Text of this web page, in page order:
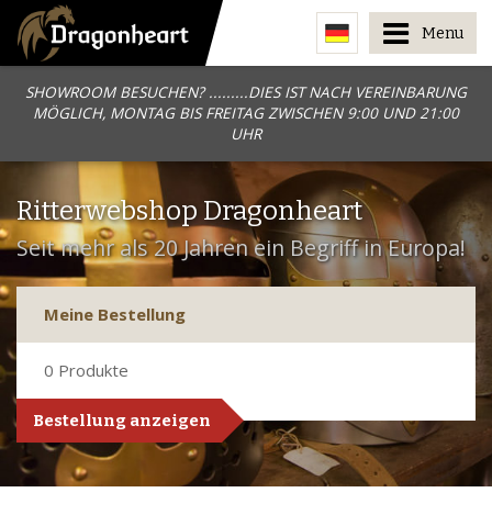
SHOWROOM BESUCHEN? .........DIES IST NACH VEREINBARUNG
MÖGLICH, MONTAG BIS FREITAG ZWISCHEN 9:00 UND 21:00
UHR
Menu
Ritterwebshop Dragonheart
Seit mehr als 20 Jahren ein Begriff in Europa!
Meine Bestellung
0 Produkte
Bestellung anzeigen